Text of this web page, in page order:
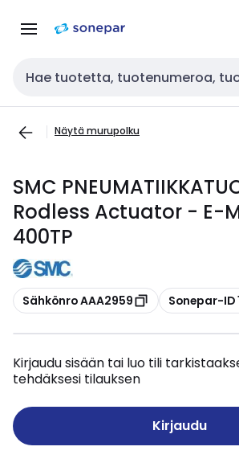
navigointiinsisältöön
Haku
Näytä murupolku
SMC
Rodless Actuator - E-
400TP
Kopioi
Sähkönro AAA2959 Kopioi
Sonepar-ID
Kirjaudu sisään tai luo tili
tehdäksesi tilauksen
Kirjaudu